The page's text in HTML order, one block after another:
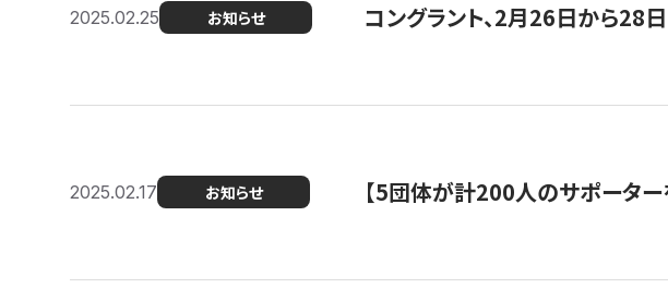
2025.02.25 お知らせ コングラント、2月26日から28
2025.02.17 お知らせ 【5団体が計200人のサポータ